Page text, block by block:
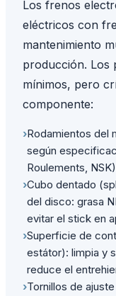
Los frenos
eléctricos con
mantenimiento
producción. Los
mínimos, pero
componente:
›Rodamientos del
según
Roulements,
›Cubo dentado
del disco: grasa
evitar el stick en
›Superficie de
estátor): limpia y
reduce el
›Tornillos de